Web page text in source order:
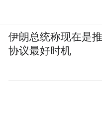
伊朗总统称现在是
协议最好时机